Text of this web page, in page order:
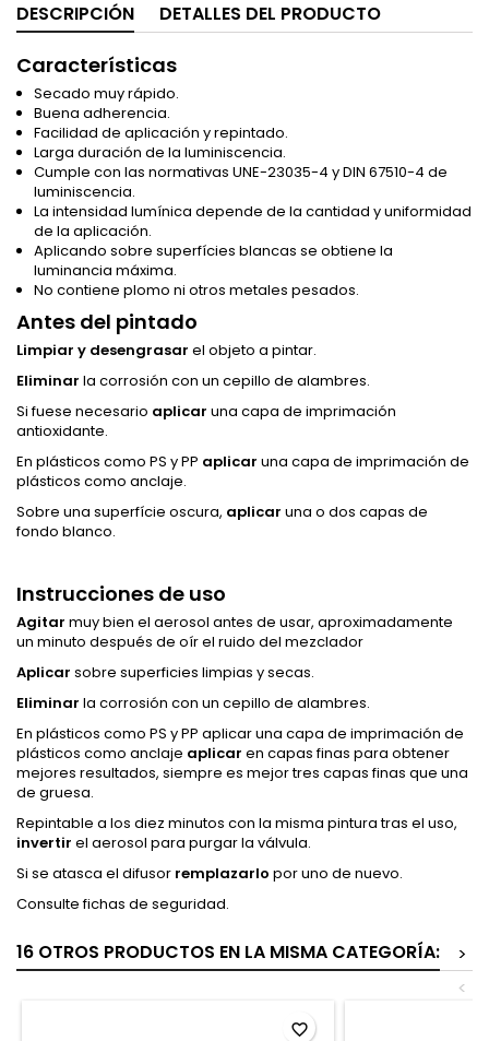
DESCRIPCIÓN DETALLES DEL PRODUCTO
Características
Secado muy rápido.
Buena adherencia.
Facilidad de aplicación y repintado.
Larga duración de la luminiscencia.
Cumple con las normativas UNE-23035-4 y DIN 67510-4 de
luminiscencia.
La intensidad lumínica depende de la cantidad y uniformidad
de la aplicación.
Aplicando sobre superfícies blancas se obtiene la
luminancia máxima.
No contiene plomo ni otros metales pesados.
Antes del pintado
Limpiar y desengrasar el objeto a pintar.
Eliminar la corrosión con un cepillo de alambres.
Si fuese necesario aplicar una capa de imprimación
antioxidante.
En plásticos como PS y PP aplicar una capa de imprimación de
plásticos como anclaje.
Sobre una superfície oscura, aplicar una o dos capas de
fondo blanco.
Instrucciones de uso
Agitar muy bien el aerosol antes de usar, aproximadamente
un minuto después de oír el ruido del mezclador
Aplicar sobre superficies limpias y secas.
Eliminar la corrosión con un cepillo de alambres.
En plásticos como PS y PP aplicar una capa de imprimación de
plásticos como anclaje aplicar en capas finas para obtener
mejores resultados, siempre es mejor tres capas finas que una
de gruesa.
Repintable a los diez minutos con la misma pintura tras el uso,
invertir el aerosol para purgar la válvula.
Si se atasca el difusor remplazarlo por uno de nuevo.
Consulte fichas de seguridad.
16 OTROS PRODUCTOS EN LA MISMA CATEGORÍA:
>
<
favorite_border